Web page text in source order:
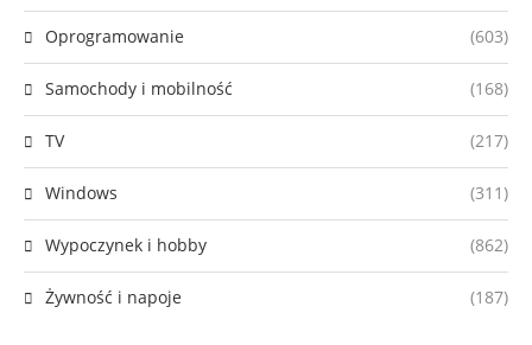
Oprogramowanie (603)
Samochody i mobilność (168)
TV (217)
Windows (311)
Wypoczynek i hobby (862)
Żywność i napoje (187)